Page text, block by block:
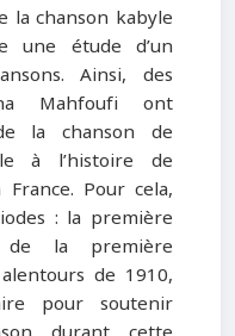
chanson kabyle
une étude d’un
Ainsi, des
Mahfoufi ont
la chanson de
à l’histoire de
Pour cela,
: la première
de la première
de 1910,
pour soutenir